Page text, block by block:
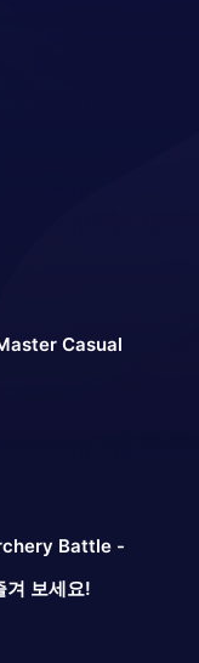
Casual
Battle -
보세요!